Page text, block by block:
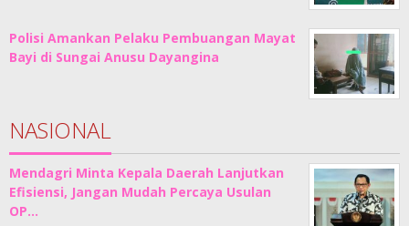
Polisi Amankan Pelaku Pembuangan Mayat
Bayi di Sungai Anusu Dayangina
NASIONAL
Mendagri Minta Kepala Daerah Lanjutkan
Efisiensi, Jangan Mudah Percaya Usulan
OP…